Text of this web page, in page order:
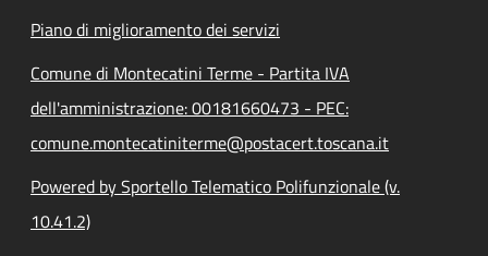
Piano di miglioramento dei servizi
Comune di Montecatini Terme - Partita IVA
dell'amministrazione: 00181660473 - PEC:
comune.montecatiniterme@postacert.toscana.it
Powered by Sportello Telematico Polifunzionale (v.
10.41.2)